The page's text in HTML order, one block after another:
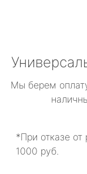
Мы берем
*При отказе от
1000 руб.